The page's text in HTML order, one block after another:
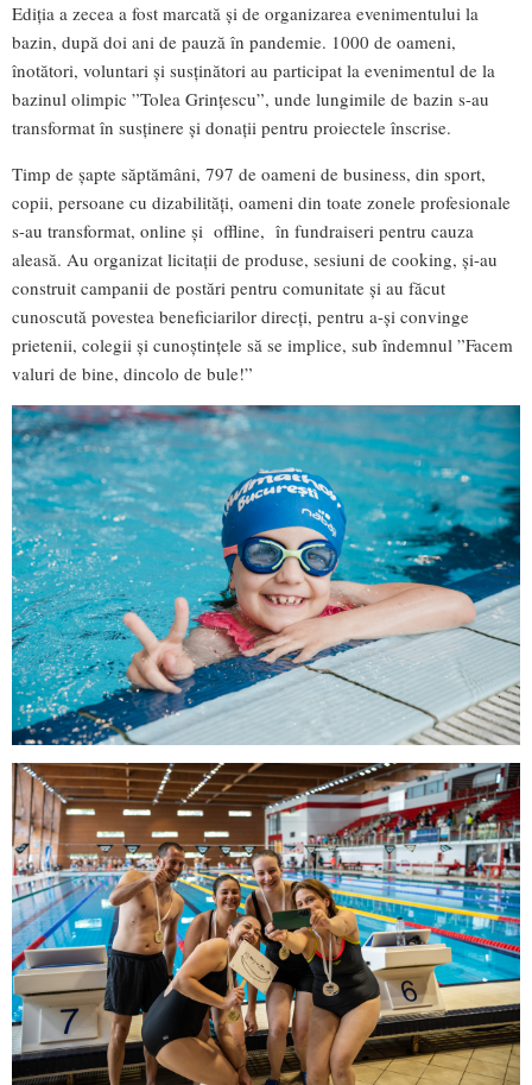
Ediția a zecea a fost marcată și de organizarea evenimentului la
bazin, după doi ani de pauză în pandemie. 1000 de oameni,
înotători, voluntari și susținători au participat la evenimentul de la
bazinul olimpic ”Tolea Grințescu”, unde lungimile de bazin s-au
transformat în susținere și donații pentru proiectele înscrise.
Timp de șapte săptămâni, 797 de oameni de business, din sport,
copii, persoane cu dizabilități, oameni din toate zonele profesionale
s-au transformat, online și offline, în fundraiseri pentru cauza
aleasă. Au organizat licitații de produse, sesiuni de cooking, și-au
construit campanii de postări pentru comunitate și au făcut
cunoscută povestea beneficiarilor direcți, pentru a-și convinge
prietenii, colegii și cunoștințele să se implice, sub îndemnul ”Facem
valuri de bine, dincolo de bule!”